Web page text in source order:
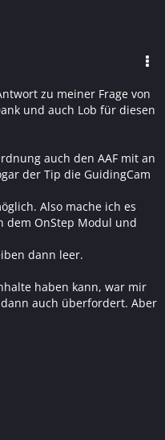
zu meiner Frage von
und auch Lob für diesen
auch den AAF mit an
der Tip die GuidingCam
Also mache ich es
dem OnStep Modul und
dann leer.
haben kann, war mir
auch überfordert. Aber